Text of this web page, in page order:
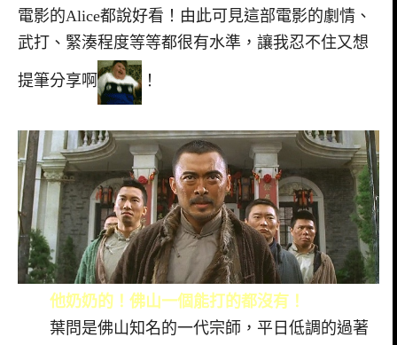
電影的Alice都說好看！由此可見這部電影的劇情、
武打、緊湊程度等等都很有水準，讓我忍不住又想
提筆分享啊 ！
他奶奶的！佛山一個能打的都沒有！
葉問是佛山知名的一代宗師，平日低調的過著